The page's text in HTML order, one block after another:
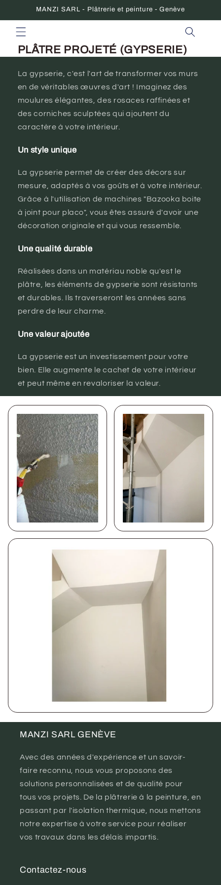
passer
au
contenu
MANZI SARL - Plâtrerie et peinture - Genève
PLÂTRE PROJETÉ (GYPSERIE)
La gypserie, c'est l'art de transformer vos murs
en de véritables œuvres d'art ! Imaginez des
moulures élégantes, des rosaces raffinées et
des corniches sculptées qui ajoutent du
caractère à votre intérieur.
Un style unique
La gypserie permet de créer des décors sur
mesure, adaptés à vos goûts et à votre intérieur.
Grâce à l'utilisation de machines "Bazooka boite
à joint pour placo", vous êtes assuré d'avoir une
décoration originale et qui vous ressemble.
Une qualité durable
Réalisées dans un matériau noble qu'est le
plâtre, les éléments de gypserie sont résistants
et durables. Ils traverseront les années sans
perdre de leur charme.
Une valeur ajoutée
La gypserie est un investissement pour votre
bien. Elle augmente le cachet de votre intérieur
et peut même en revaloriser la valeur.
MANZI SARL GENÈVE
Avec des années d'expérience et un savoir-
faire reconnu, nous vous proposons des
solutions personnalisées et de qualité pour
tous vos projets. De la plâtrerie à la peinture, en
passant par l'isolation thermique, nous mettons
notre expertise à votre service pour réaliser
vos travaux dans les délais impartis.
Contactez-nous